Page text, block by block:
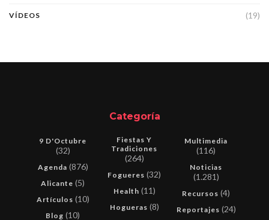
VÍDEOS (19)
Categoría
9 D'Octubre
(32)
Agenda (876)
Alicante (5)
Artículos (10)
Blog (10)
Fiestas Y
Tradiciones
(264)
Fogueres (32)
Health (11)
Hogueras (8)
Multimedia
(116)
Noticias
(1.281)
Recursos (4)
Reportajes (24)